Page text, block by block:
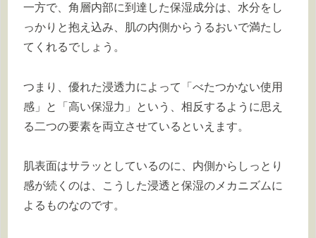
一方で、角層内部に到達した保湿成分は、水分をし
っかりと抱え込み、肌の内側からうるおいで満たし
てくれるでしょう。
つまり、優れた浸透力によって「べたつかない使用
感」と「高い保湿力」という、相反するように思え
る二つの要素を両立させているといえます。
肌表面はサラッとしているのに、内側からしっとり
感が続くのは、こうした浸透と保湿のメカニズムに
よるものなのです。